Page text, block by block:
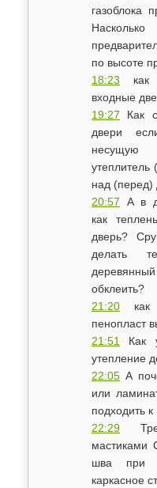
газоблока
по высоте
18:23 как
входные
19:27 Как
двери
несущую
утеплитель
над (перед)
20:57 А в
как
дверь?
делать
обклеить?
21:20 ​как
пенопласт
21:51
Как
утепление
22:05 А
или
подходить
22:29
шва при
каркасное